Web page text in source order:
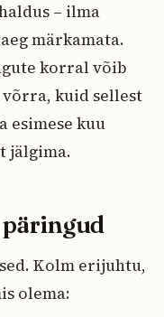
– ilma
märkamata.
korral võib
võrra, kuid sellest
esimese kuu
jälgima.
Kolm erijuhtu,
olema: